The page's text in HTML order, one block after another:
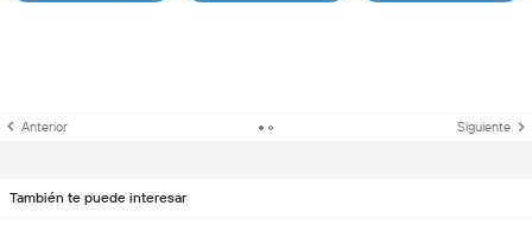
Anterior Siguiente
También te puede interesar